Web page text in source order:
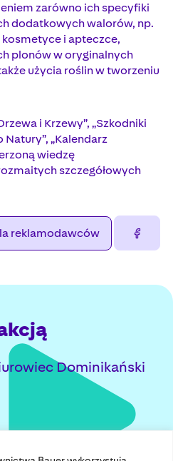
zarówno ich specyfiki
dodatkowych walorów, np.
i apteczce,
plonów w oryginalnych
użycia roślin w tworzeniu
i Krzewy”, „Szkodniki
Natury”, „Kalendarz
wiedzę
szczegółowych
reklamodawców
Dominikański